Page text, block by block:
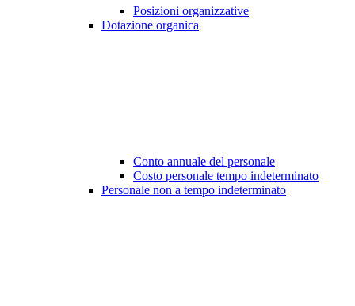
Posizioni organizzative
Dotazione organica
Conto annuale del personale
Costo personale tempo indeterminato
Personale non a tempo indeterminato